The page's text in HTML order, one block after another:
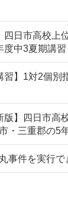
四日市高校上
度中3夏期講習
習】1対2個
版】四日市高
・三重郡の5
事件を実行で